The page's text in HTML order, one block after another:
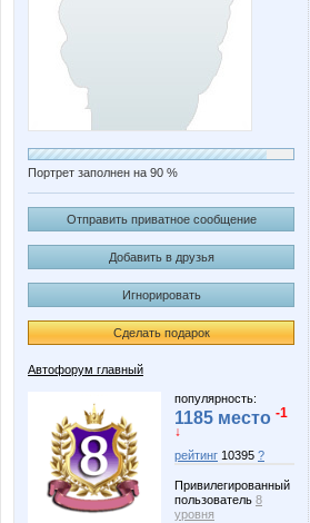
Портрет заполнен на 90 %
Отправить приватное сообщение
Добавить в друзья
Игнорировать
Сделать подарок
Автофорум главный
популярность:
1185 место -1
↓
рейтинг 10395 ?
Привилегированный
пользователь 8
уровня